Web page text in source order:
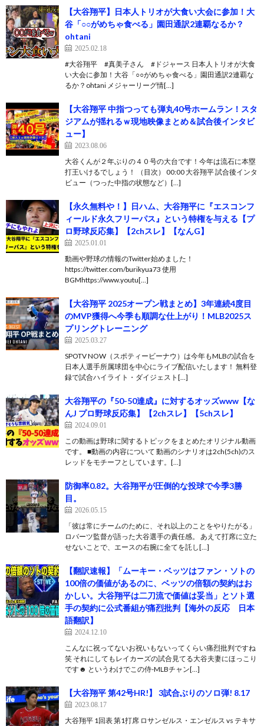
【大谷翔平】日本人トリオが大食い大会に参加！大
谷「○○がめちゃ食べる」園田通訳2連覇なるか？
ohtani
2025.02.18
#大谷翔平 #真美子さん #ドジャース 日本人トリオが大食
い大会に参加！大谷「○○がめちゃ食べる」園田通訳2連覇な
るか？ohtani メジャーリーグ情[…]
【大谷翔平 中指つっても弾丸40号ホームラン！スタ
ジアムが揺れるｗ現地映像まとめ＆試合後インタビ
ュー】
2023.08.06
大谷くんが２年ぶりの４０号の大台です！今年は流石に本塁
打王いけるでしょう！ （目次） 00:00 大谷翔平 試合後インタ
ビュー（つった中指の状態など）[…]
【永久無料や！】日ハム、大谷翔平に『エスコンフ
ィールド永久フリーパス』という特権を与える【プ
ロ野球反応集】【2chスレ】【なんG】
2025.01.01
動画や野球の情報のTwitter始めました！
https://twitter.com/burikyua73 使用
BGMhttps://www.youtu[…]
【大谷翔平 2025オープン戦まとめ】3年連続4度目
のMVP獲得へ今季も順調な仕上がり！MLB2025ス
プリングトレーニング
2025.03.27
SPOTV NOW（スポティービーナウ）は今年もMLBの試合を
日本人選手所属球団を中心にライブ配信いたします！ 無料登
録で試合ハイライト・ダイジェスト[…]
大谷翔平の『50-50達成』に対するオッズwww【な
んJ プロ野球反応集】【2chスレ】【5chスレ】
2024.09.01
この動画は野球に関するトピックをまとめたオリジナル動画
です。 ■動画の内容について 動画のシナリオは2ch(5ch)のス
レッドをモチーフとしています。[…]
防御率0.82。大谷翔平が圧倒的な投球で今季3勝
目。
2026.05.15
「彼は常にチームのために、それ以上のことをやりたがる」
ロバーツ監督が語った大谷選手の責任感。 あえて打席に立た
せないことで、エースの右腕に全てを託し[…]
【翻訳速報】「ムーキー・ベッツはファン・ソトの
100倍の価値があるのに、ベッツの倍額の契約はお
かしい。大谷翔平は二刀流で価値は妥当」とソト選
手の契約に公式番組が痛烈批判【海外の反応 日本
語翻訳】
2024.12.10
こんなに祝ってないお祝いもないってくらい痛烈批判ですね
笑 それにしてもレイカーズの試合見てる大谷夫妻にほっこり
です☻ というわけでこの侍-MLBチャン[…]
【大谷翔平 第42号HR!】 3試合ぶりのソロ弾! 8.17
2023.08.17
大谷翔平 1回表 第1打席 ロサンゼルス・エンゼルス vs テキサ